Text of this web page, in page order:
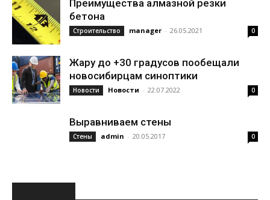
Преимущества алмазной резки
бетона
Строительство manager - 26.05.2021 0
Жару до +30 градусов пообещали
новосибирцам синоптики
Новости Новости - 22.07.2022 0
Выравниваем стены
Стены admin - 20.05.2017 0